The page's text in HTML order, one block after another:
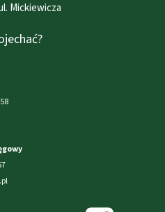
Mickiewicza